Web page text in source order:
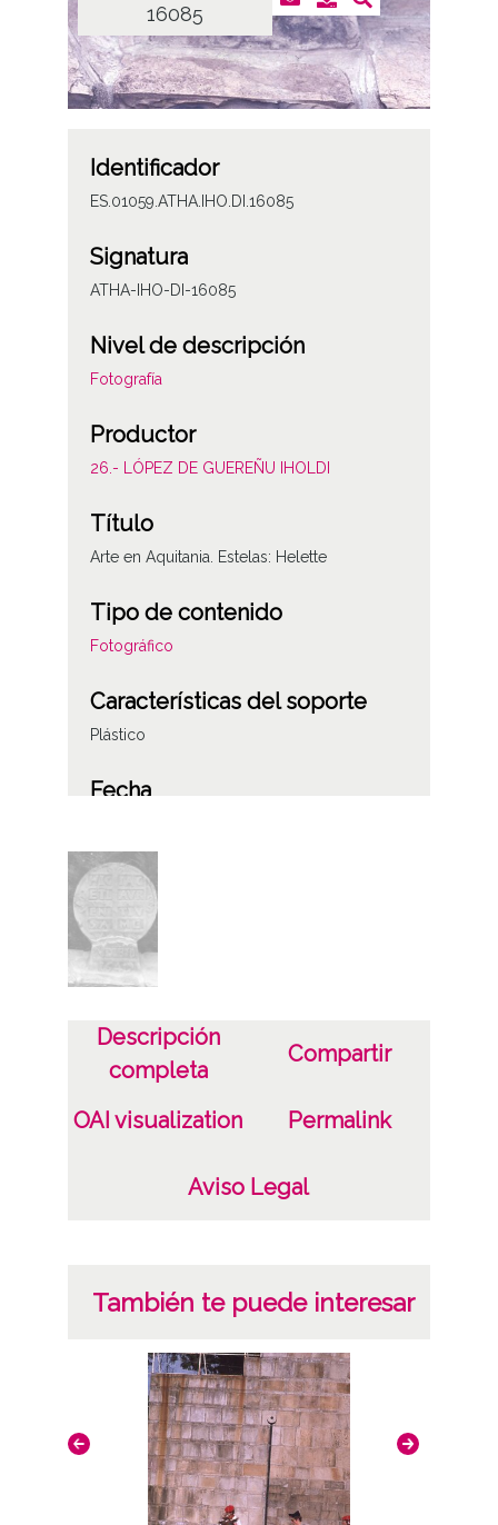
16085
Identificador
ES.01059.ATHA.IHO.DI.16085
Signatura
ATHA-IHO-DI-16085
Nivel de descripción
Fotografía
Productor
26.- LÓPEZ DE GUEREÑU IHOLDI
Título
Arte en Aquitania. Estelas: Helette
Tipo de contenido
Fotográfico
Características del soporte
Plástico
Fecha
Lugar
Aquitania (Francia)
Helette
CC BY-NC-SA 4.0
Descripción
completa
Compartir
OAI visualization Permalink
Aviso Legal
También te puede interesar